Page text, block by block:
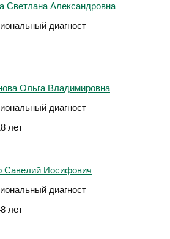
Светлана Александровна
диагност
Ольга Владимировна
диагност
лет
Савелий Иосифович
диагност
лет